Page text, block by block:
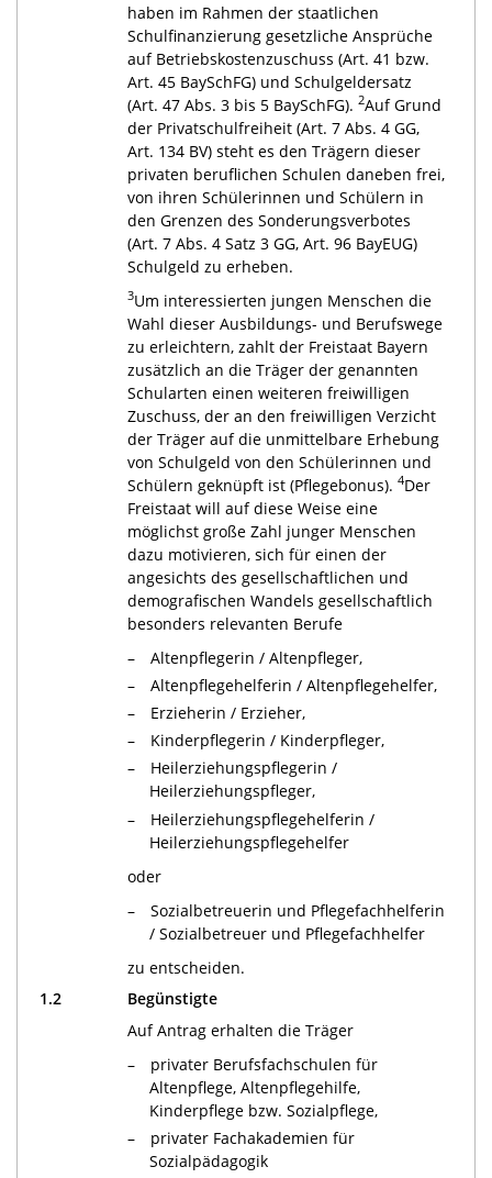
haben im Rahmen der staatlichen
Schulfinanzierung gesetzliche Ansprüche
auf Betriebskostenzuschuss (Art. 41 bzw.
Art. 45 BaySchFG) und Schulgeldersatz
(Art. 47 Abs. 3 bis 5 BaySchFG). 2Auf Grund
der Privatschulfreiheit (Art. 7 Abs. 4 GG,
Art. 134 BV) steht es den Trägern dieser
privaten beruflichen Schulen daneben frei,
von ihren Schülerinnen und Schülern in
den Grenzen des Sonderungsverbotes
(Art. 7 Abs. 4 Satz 3 GG, Art. 96 BayEUG)
Schulgeld zu erheben.
3Um interessierten jungen Menschen die
Wahl dieser Ausbildungs- und Berufswege
zu erleichtern, zahlt der Freistaat Bayern
zusätzlich an die Träger der genannten
Schularten einen weiteren freiwilligen
Zuschuss, der an den freiwilligen Verzicht
der Träger auf die unmittelbare Erhebung
von Schulgeld von den Schülerinnen und
Schülern geknüpft ist (Pflegebonus). 4Der
Freistaat will auf diese Weise eine
möglichst große Zahl junger Menschen
dazu motivieren, sich für einen der
angesichts des gesellschaftlichen und
demografischen Wandels gesellschaftlich
besonders relevanten Berufe
Altenpflegerin / Altenpfleger,
Altenpflegehelferin / Altenpflegehelfer,
Erzieherin / Erzieher,
Kinderpflegerin / Kinderpfleger,
Heilerziehungspflegerin /
Heilerziehungspfleger,
Heilerziehungspflegehelferin /
Heilerziehungspflegehelfer
oder
Sozialbetreuerin und Pflegefachhelferin
/ Sozialbetreuer und Pflegefachhelfer
zu entscheiden.
1.2
Begünstigte
Auf Antrag erhalten die Träger
privater Berufsfachschulen für
Altenpflege, Altenpflegehilfe,
Kinderpflege bzw. Sozialpflege,
privater Fachakademien für
Sozialpädagogik